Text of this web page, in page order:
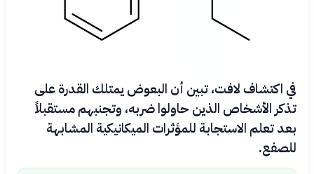
في اكتشاف لافت، تبين أن البعوض يمتلك القدرة على
تذكر الأشخاص الذين حاولوا ضربه، وتجنبهم مستقبلاً
بعد تعلم الاستجابة للمؤثرات الميكانيكية المشابهة
للصفع.